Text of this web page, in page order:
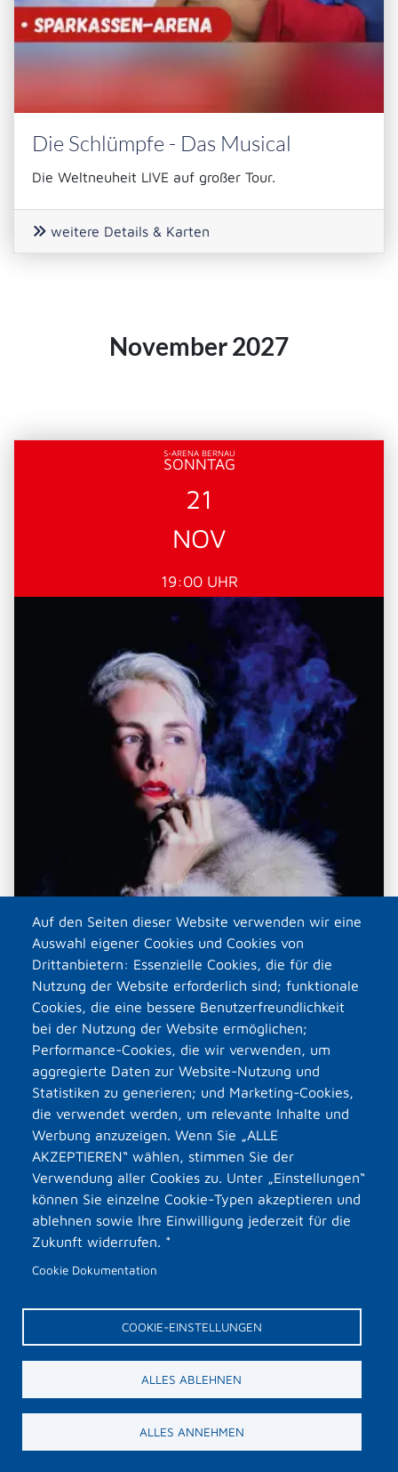
Auf den Seiten dieser Website verwenden wir eine
Auswahl eigener Cookies und Cookies von
Drittanbietern: Essenzielle Cookies, die für die
Nutzung der Website erforderlich sind; funktionale
Cookies, die eine bessere Benutzerfreundlichkeit
bei der Nutzung der Website ermöglichen;
Performance-Cookies, die wir verwenden, um
aggregierte Daten zur Website-Nutzung und
Statistiken zu generieren; und Marketing-Cookies,
die verwendet werden, um relevante Inhalte und
Werbung anzuzeigen. Wenn Sie „ALLE
AKZEPTIEREN“ wählen, stimmen Sie der
Verwendung aller Cookies zu. Unter „Einstellungen“
können Sie einzelne Cookie-Typen akzeptieren und
ablehnen sowie Ihre Einwilligung jederzeit für die
Zukunft widerrufen. *
Cookie Dokumentation
COOKIE-EINSTELLUNGEN
ALLES ABLEHNEN
ALLES ANNEHMEN
Die Schlümpfe - Das Musical
Die Weltneuheit LIVE auf großer Tour.
weitere Details & Karten
November 2027
S-ARENA BERNAU
SONNTAG
21
NOV
19:00 UHR
Lisa Eckhart - Ich war mal wer
weitere Details & Karten
Die SMS BigFeeling Event- &
Veranstaltungsagentur GmbH
Veranstalter der hier
gezeigten Veranstaltungen.
Veranstaltungen erhalten Sie